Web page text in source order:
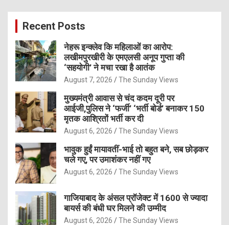
c
Recent Posts
नेहरू इन्क्लेव कि महिलाओं का आरोप:
लखीमपुरखीरी के एमएलसी अनूप गुप्ता की
‘सहयोगी’ ने मचा रखा है आतंक
August 7, 2026 The Sunday Views
मुख्यमंत्री आवास से चंद कदम दूरी पर
आईजी,पुलिस ने ‘फर्जी’ ‘भर्ती बोर्ड’ बनाकर 150
मृतक आश्रितों भर्ती कर दी
August 6, 2026 The Sunday Views
भावुक हुईं मायावतीं-भाई तो बहुत बने, सब छोड़कर
चले गए, पर उमाशंकर नहीं गए
August 6, 2026 The Sunday Views
गाजियाबाद के अंसल प्रॉजेक्ट में 1600 से ज्यादा
बायर्स की बंधी घर मिलने की उम्मीद
August 6, 2026 The Sunday Views